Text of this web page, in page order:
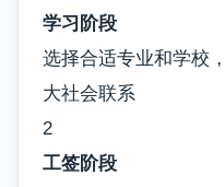
学习阶段
选择合适专业和学校
大社会联系
2
工签阶段